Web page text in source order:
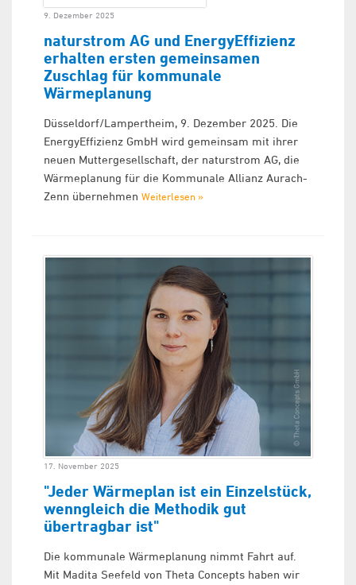
9. Dezember 2025
naturstrom AG und EnergyEffizienz
erhalten ersten gemeinsamen
Zuschlag für kommunale
Wärmeplanung
Düsseldorf/Lampertheim, 9. Dezember 2025. Die
EnergyEffizienz GmbH wird gemeinsam mit ihrer
neuen Muttergesellschaft, der naturstrom AG, die
Wärmeplanung für die Kommunale Allianz Aurach-
Zenn übernehmen Weiterlesen »
17. November 2025
"Jeder Wärmeplan ist ein Einzelstück,
wenngleich die Methodik gut
übertragbar ist"
Die kommunale Wärmeplanung nimmt Fahrt auf.
Mit Madita Seefeld von Theta Concepts haben wir